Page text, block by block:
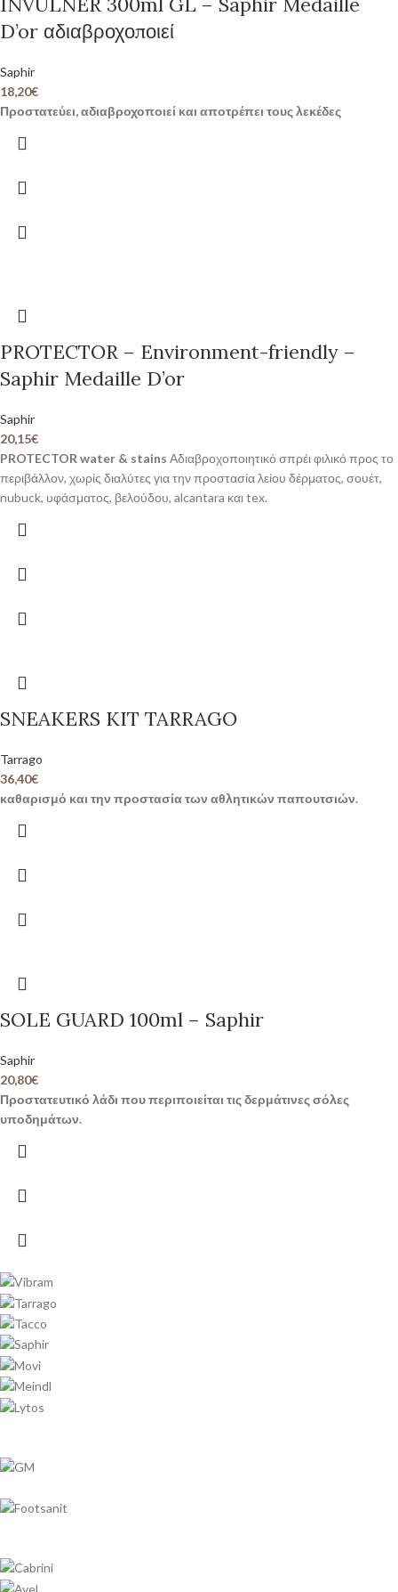
D’or αδιαβροχοποιεί
Saphir
18,20€
Προστατεύει, αδιαβροχοποιεί και αποτρέπει τους λεκέδες
PROTECTOR – Environment-friendly –
Saphir Medaille D’or
Saphir
20,15€
PROTECTOR water & stains Αδιαβροχοποιητικό σπρέι φιλικό προς το
περιβάλλον, χωρίς διαλύτες για την προστασία λείου δέρματος, σουέτ,
nubuck, υφάσματος, βελούδου, alcantara και tex.
SNEAKERS KIT TARRAGO
Tarrago
36,40€
καθαρισμό και την προστασία των αθλητικών παπουτσιών.
SOLE GUARD 100ml – Saphir
Saphir
20,80€
Προστατευτικό λάδι που περιποιείται τις δερμάτινες σόλες
υποδημάτων.